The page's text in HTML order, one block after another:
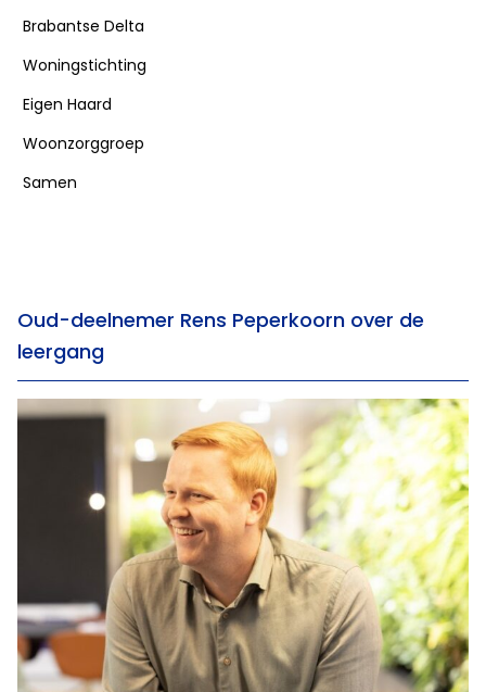
Brabantse Delta
Woningstichting
Eigen Haard
Woonzorggroep
Samen
Oud-deelnemer Rens Peperkoorn over de
leergang